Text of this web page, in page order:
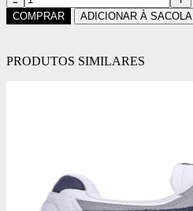
COMPRAR ADICIONAR À SACOLA
PRODUTOS SIMILARES